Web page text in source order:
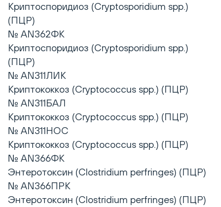
Криптоспоридиоз (Cryptosporidium spp.)
(ПЦР)
№ AN362ФК
Криптоспоридиоз (Cryptosporidium spp.)
(ПЦР)
№ AN311ЛИК
Криптококкоз (Cryptococcus spp.) (ПЦР)
№ AN311БАЛ
Криптококкоз (Cryptococcus spp.) (ПЦР)
№ AN311НОС
Криптококкоз (Cryptococcus spp.) (ПЦР)
№ AN366ФК
Энтеротоксин (Clostridium perfringes) (ПЦР)
№ AN366ПРК
Энтеротоксин (Clostridium perfringes) (ПЦР)